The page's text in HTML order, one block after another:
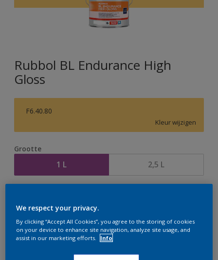
Rubbol BL Endurance High
Gloss
F6.40.80
Kleur wijzigen
Grootte
1 L 2,5 L
te bestellen. Houd de website in de gaten, we werken
We respect your privacy.
By clicking “Accept All Cookies”, you agree to the storing of cookies
on your device to enhance site navigation, analyze site usage, and
assist in our marketing efforts.
Info